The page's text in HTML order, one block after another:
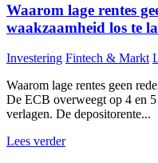
Waarom lage rentes
waakzaamheid los te
Investering Fintech & Markt
Waarom lage rentes geen
De ECB overweegt op 4 en
verlagen. De depositorente...
Lees verder